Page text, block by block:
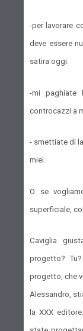
-per lavorare
deve essere
satira oggi.
-mi
controcazzi a
- smettiate di
miei.
O se
superficiale,
Caviglia
progetto?
progetto, che
Alessandro,
la XXX